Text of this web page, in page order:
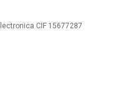
CIF 15677287